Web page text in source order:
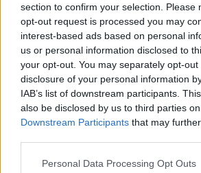
section to confirm your selection. Please
opt-out request is processed you may
interest-based ads based on personal
us or personal information disclosed to
your opt-out. You may separately opt-
disclosure of your personal information
IAB’s list of downstream participants.
also be disclosed by us to third parties
Downstream Participants that may
Personal Data Processing Opt Outs
situației sale, ci într-un cadru
pronunțarea sentinței. Iar asta nu
sustragere de la ispășirea pedepsei,